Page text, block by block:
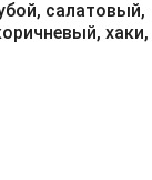
салатовый,
хаки,